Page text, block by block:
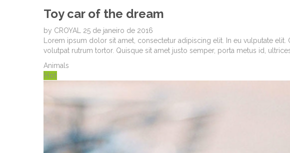
Toy car of the dream
by CROYAL 25 de janeiro de 2016
Lorem ipsum dolor sit amet, consectetur adipiscing elit. In eu vulputate
volutpat rutrum tortor. Quisque sit amet justo semper, porta metus id,
Animals
Hot